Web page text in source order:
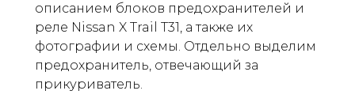
описанием блоков предохранителей и
реле Nissan X Trail T31, а также их
фотографии и схемы. Отдельно выделим
предохранитель, отвечающий за
прикуриватель.